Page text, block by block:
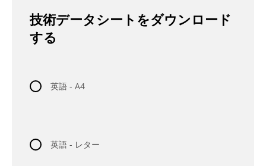
技術データシートをダウンロード
する
英語 - A4
英語 - レター